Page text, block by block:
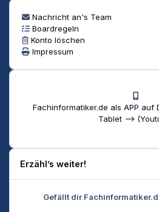
Nachricht an's Team
Boardregeln
Konto löschen
Impressum
Fachinformatiker.de als APP auf
Tablet -->
Erzähl’s weiter!
Gefällt dir